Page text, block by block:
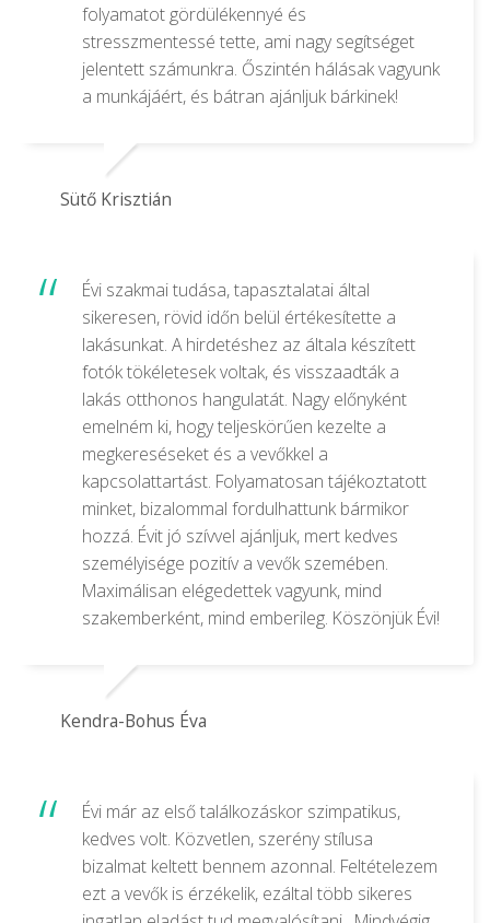
folyamatot gördülékennyé és
stresszmentessé tette, ami nagy segítséget
jelentett számunkra. Őszintén hálásak vagyunk
a munkájáért, és bátran ajánljuk bárkinek!
Sütő Krisztián
Évi szakmai tudása, tapasztalatai által
sikeresen, rövid időn belül értékesítette a
lakásunkat. A hirdetéshez az általa készített
fotók tökéletesek voltak, és visszaadták a
lakás otthonos hangulatát. Nagy előnyként
emelném ki, hogy teljeskörűen kezelte a
megkereséseket és a vevőkkel a
kapcsolattartást. Folyamatosan tájékoztatott
minket, bizalommal fordulhattunk bármikor
hozzá. Évit jó szívvel ajánljuk, mert kedves
személyisége pozitív a vevők szemében.
Maximálisan elégedettek vagyunk, mind
szakemberként, mind emberileg. Köszönjük Évi!
Kendra-Bohus Éva
Évi már az első találkozáskor szimpatikus,
kedves volt. Közvetlen, szerény stílusa
bizalmat keltett bennem azonnal. Feltételezem
ezt a vevők is érzékelik, ezáltal több sikeres